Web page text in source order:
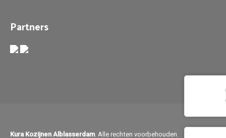
Partners
Kura Kozijnen Alblasserdam. Alle rechten voorbehouden.